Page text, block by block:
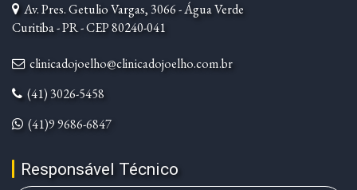
Av. Pres. Getulio Vargas, 3066 - Água Verde
Curitiba - PR - CEP 80240-041
clinicadojoelho@clinicadojoelho.com.br
(41) 3026-5458
(41)9 9686-6847
Responsável Técnico